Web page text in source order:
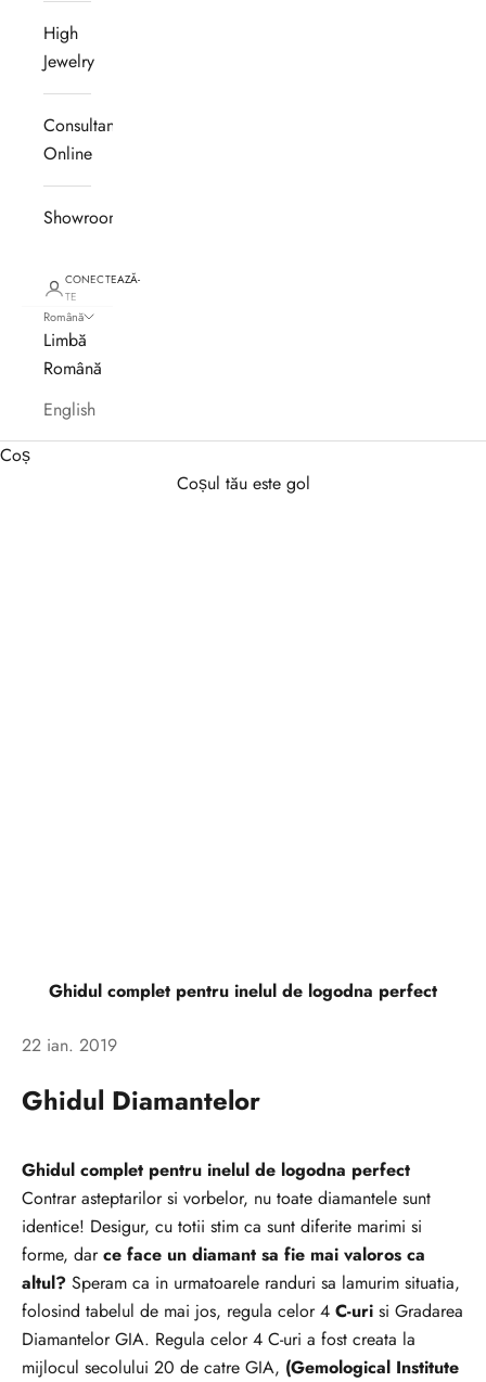
High
Jewelry
Consultanță
Online
Showroom
CONECTEAZĂ-
TE
Română
Limbă
Română
English
Coș
Coșul tău este gol
Ghidul complet pentru inelul de logodna perfect
22 ian. 2019
Ghidul Diamantelor
Ghidul complet pentru inelul de logodna perfect
Contrar asteptarilor si vorbelor, nu toate diamantele sunt
identice! Desigur, cu totii stim ca sunt diferite marimi si
forme, dar ce face un diamant sa fie mai valoros ca
altul? Speram ca in urmatoarele randuri sa lamurim situatia,
folosind tabelul de mai jos, regula celor 4 C-uri si Gradarea
Diamantelor GIA. Regula celor 4 C-uri a fost creata la
mijlocul secolului 20 de catre GIA, (Gemological Institute